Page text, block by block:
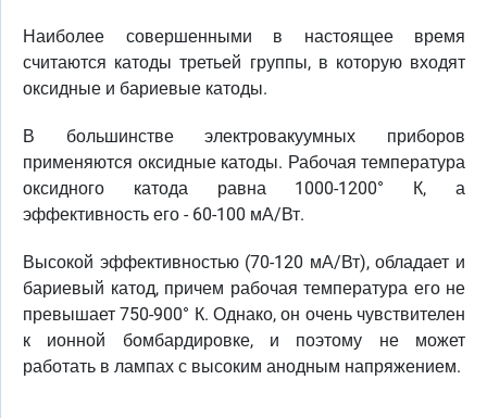
Наиболее совершенными в настоящее время
считаются катоды третьей группы, в которую входят
оксидные и бариевые катоды.
В большинстве электровакуумных приборов
применяются оксидные катоды. Рабочая температура
оксидного катода равна 1000-1200° К, а
эффективность его - 60-100 мА/Вт.
Высокой эффективностью (70-120 мА/Вт), обладает и
бариевый катод, причем рабочая температура его не
превышает 750-900° К. Однако, он очень чувствителен
к ионной бомбардировке, и поэтому не может
работать в лампах с высоким анодным напряжением.